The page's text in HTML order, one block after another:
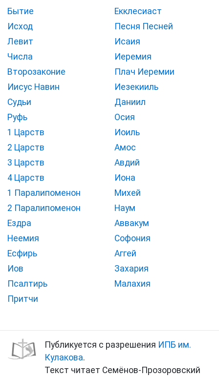
Бытие
Исход
Левит
Числа
Второзаконие
Иисус Навин
Судьи
Руфь
1 Царств
2 Царств
3 Царств
4 Царств
1 Паралипоменон
2 Паралипоменон
Ездра
Неемия
Есфирь
Иов
Псалтирь
Притчи
Екклесиаст
Песня Песней
Исаия
Иеремия
Плач Иеремии
Иезекииль
Даниил
Осия
Иоиль
Амос
Авдий
Иона
Михей
Наум
Аввакум
Софония
Аггей
Захария
Малахия
Публикуется с разрешения ИПБ им.
Кулакова.
Текст читает Семёнов-Прозоровский